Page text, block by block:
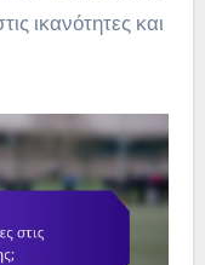
ικανότητες και